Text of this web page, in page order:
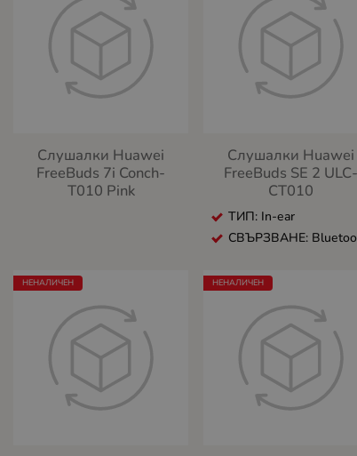
Слушалки Huawei
FreeBuds 7i Conch-
T010 Pink
Слушалки Huawei
FreeBuds SE 2 ULC-
CT010
ТИП: In-ear
СВЪРЗВАНЕ:
НЕНАЛИЧЕН НЕНАЛИЧЕН